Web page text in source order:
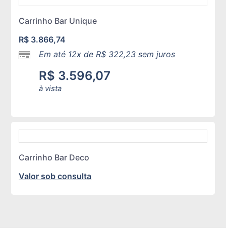
Carrinho Bar Unique
R$ 3.866,74
Em até 12x deR$ 322,23 sem juros
R$ 3.596,07
à vista
Carrinho Bar Deco
Valor sob consulta